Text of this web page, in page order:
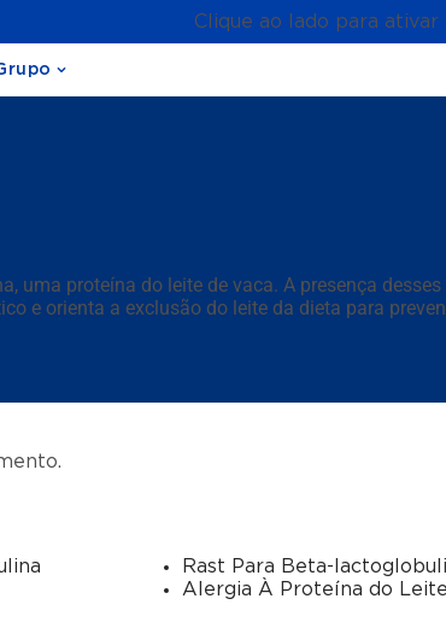
Clique ao lado para ativar
proteína do leite de vaca. A presença desses
e orienta a exclusão do leite da dieta para
Rast Para Beta-
Alergia À Proteína do Leite